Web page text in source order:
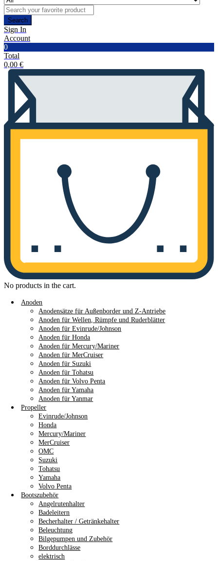
Search
Sign In
Account
0
Total
0,00 €
No products in the cart.
Anoden
Anodensätze für Außenborder und Z-Antriebe
Anoden für Wellen, Rümpfe und Ruderblätter
Anoden für Evinrude/Johnson
Anoden für Honda
Anoden für Mercury/Mariner
Anoden für MerCruiser
Anoden für Suzuki
Anoden für Tohatsu
Anoden für Volvo Penta
Anoden für Yamaha
Anoden für Yanmar
Propeller
Evinrude/Johnson
Honda
Mercury/Mariner
MerCruiser
OMC
Suzuki
Tohatsu
Yamaha
Volvo Penta
Bootszubehör
Angelrutenhalter
Badeleitern
Becherhalter / Getränkehalter
Beleuchtung
Bilgepumpen und Zubehör
Borddurchlässe
elektrisch